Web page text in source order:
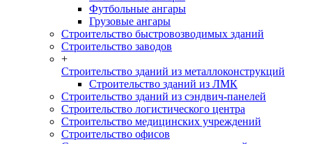
Футбольные ангары
Грузовые ангары
Строительство быстровозводимых зданий
Строительство заводов
+
Строительство зданий из металлоконструкций
Строительство зданий из ЛМК
Строительство зданий из сэндвич-панелей
Строительство логистического центра
Строительство медицинских учреждений
Строительство офисов